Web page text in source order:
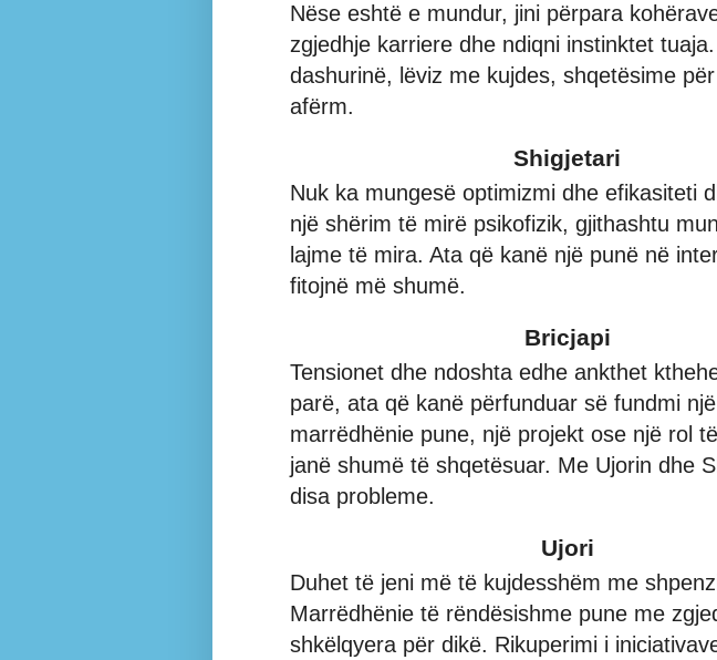
Nëse eshtë e mundur, jini përpara
zgjedhje karriere dhe ndiqni instinktet
dashurinë, lëviz me kujdes, shqetësime
afërm.
Shigjetari
Nuk ka mungesë optimizmi dhe efikasiteti
një shërim të mirë psikofizik, gjithashtu
lajme të mira. Ata që kanë një punë në
fitojnë më shumë.
Bricjapi
Tensionet dhe ndoshta edhe ankthet
parë, ata që kanë përfunduar së fundmi një
marrëdhënie pune, një projekt ose një rol
janë shumë të shqetësuar. Me Ujorin dhe
disa probleme.
Ujori
Duhet të jeni më të kujdesshëm me
Marrëdhënie të rëndësishme pune me
shkëlqyera për dikë. Rikuperimi i